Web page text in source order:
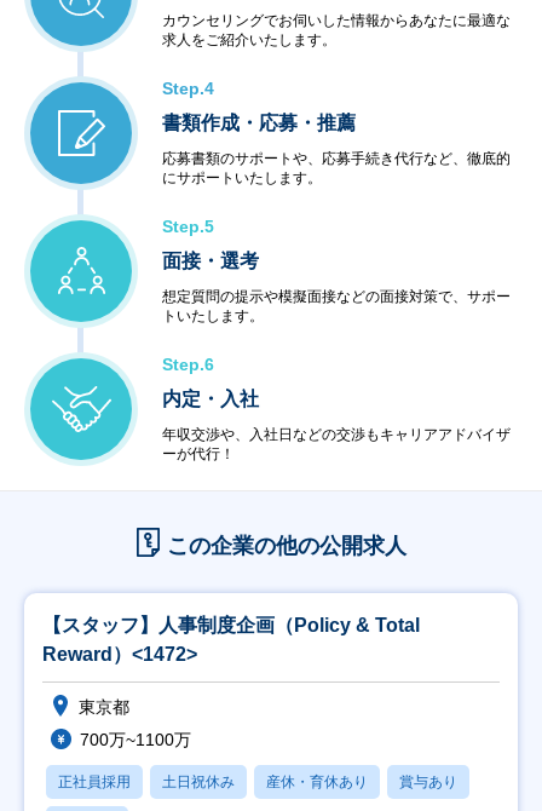
カウンセリングでお伺いした情報からあなたに最適な
求人をご紹介いたします。
Step.4
書類作成・応募・推薦
応募書類のサポートや、応募手続き代行など、徹底的
にサポートいたします。
Step.5
面接・選考
想定質問の提示や模擬面接などの面接対策で、サポー
トいたします。
Step.6
内定・入社
年収交渉や、入社日などの交渉もキャリアアドバイザ
ーが代行！
この企業の他の公開求人
【スタッフ】人事制度企画（Policy & Total
Reward）<1472>
東京都
700万~1100万
正社員採用 土日祝休み 産休・育休あり 賞与あり